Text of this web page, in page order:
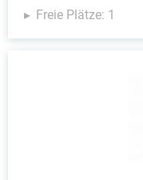
Freie Plätze: 1